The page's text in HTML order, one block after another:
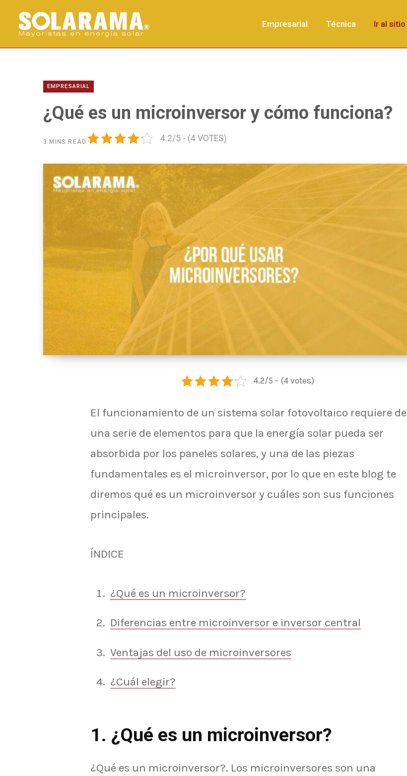
Empresarial Técnica Ir al sitio
EMPRESARIAL
¿Qué es un microinversor y cómo funciona?
3 MINS READ 4.2/5 - (4 VOTES)
4.2/5 - (4 votes)
El funcionamiento de un sistema solar fotovoltaico requiere de
una serie de elementos para que la energía solar pueda ser
absorbida por los paneles solares, y una de las piezas
fundamentales es el microinversor, por lo que en este blog te
diremos qué es un microinversor y cuáles son sus funciones
principales.
ÍNDICE
¿Qué es un microinversor?
Diferencias entre microinversor e inversor central
Ventajas del uso de microinversores
¿Cuál elegir?
1. ¿Qué es un microinversor?
¿Qué es un microinversor?. Los microinversores son una